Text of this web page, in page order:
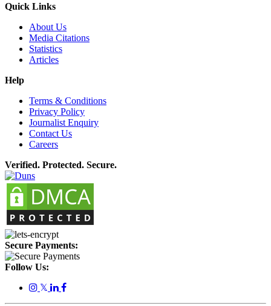
Quick Links
About Us
Media Citations
Statistics
Articles
Help
Terms & Conditions
Privacy Policy
Journalist Enquiry
Contact Us
Careers
Verified. Protected. Secure.
Secure Payments:
Follow Us:
𝕏